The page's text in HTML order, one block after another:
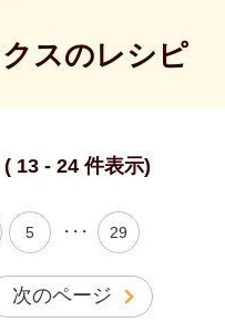
スのレシピ
13 - 24 件表示)
5 ・・・ 29
次のページ